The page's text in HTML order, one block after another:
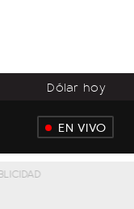
Dólar hoy
EN VIVO